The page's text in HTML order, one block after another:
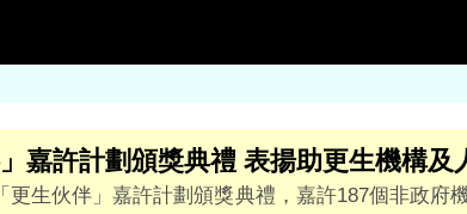
嘉許計劃頒獎典禮 表揚助更生機構及
更生伙伴」嘉許計劃頒獎典禮，嘉許187個非政府